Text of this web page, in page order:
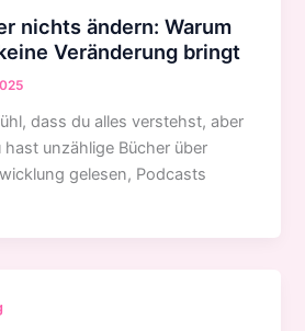
nichts ändern: Warum
Veränderung bringt
dass du alles verstehst, aber
unzählige Bücher über
gelesen, Podcasts